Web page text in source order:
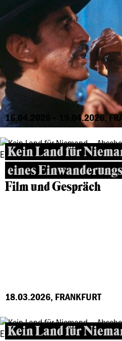
16.04.2026 – 19.04.2026,
Kein Land für
eines
Film und Gespräch
18.03.2026, FRANKFURT
Kein Land für